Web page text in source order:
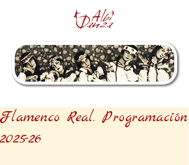
Flamenco Real. Programación
2025-26